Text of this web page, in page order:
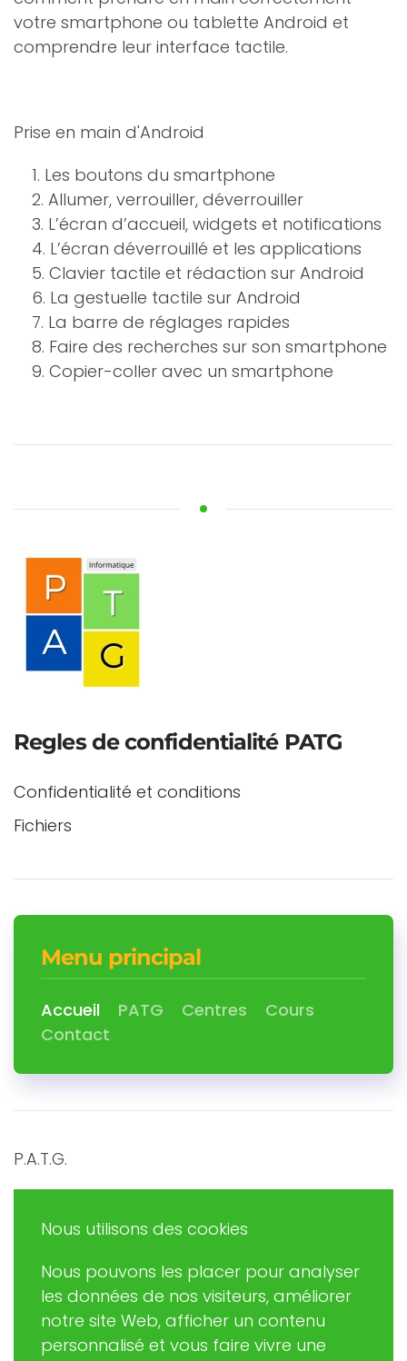
votre smartphone ou tablette Android et
comprendre leur interface tactile.
Prise en main d'Android
1. Les boutons du smartphone
2. Allumer, verrouiller, déverrouiller
3. L’écran d’accueil, widgets et notifications
4. L’écran déverrouillé et les applications
5. Clavier tactile et rédaction sur Android
6. La gestuelle tactile sur Android
7. La barre de réglages rapides
8. Faire des recherches sur son smartphone
9. Copier-coller avec un smartphone
Regles de confidentialité PATG
Confidentialité et conditions
Fichiers
Menu principal
Accueil PATG Centres
Cours
Contact
P.A.T.G.
Eric RUDAZ
(Président de PATG)
patginformatique@gmail.com
Nous utilisons des cookies
Nous pouvons les placer pour analyser
les données de nos visiteurs, améliorer
notre site Web, afficher un contenu
personnalisé et vous faire vivre une